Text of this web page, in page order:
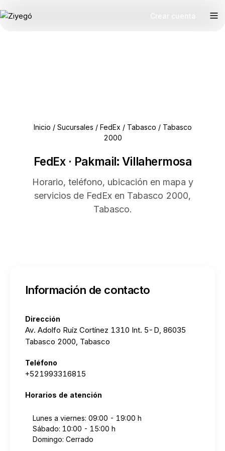
Inicio / Sucursales / FedEx / Tabasco / Tabasco
2000
FedEx · Pakmail: Villahermosa
Horario, teléfono, ubicación en mapa y
servicios de FedEx en Tabasco 2000,
Tabasco.
Información de contacto
Dirección
Av. Adolfo Ruíz Cortínez 1310 Int. 5-D, 86035
Tabasco 2000, Tabasco
Teléfono
+521993316815
Horarios de atención
Lunes a viernes: 09:00 - 19:00 h
Sábado: 10:00 - 15:00 h
Domingo: Cerrado